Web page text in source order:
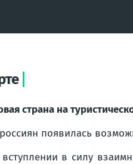
страна на
появилась
в силу